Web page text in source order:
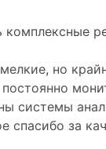
но
за